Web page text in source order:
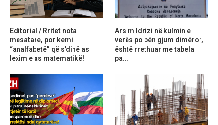
Editorial / Rritet nota
mesatare, por kemi
“analfabetë” që s’dinë as
lexim e as matematikë!
Arsim Idrizi në kulmin e
verës po bën gjum dimëror,
është rrethuar me tabela
pa...